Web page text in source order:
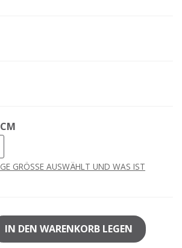
GRÖSSE AUSWÄHLT UND WAS IST
IN DEN WARENKORB LEGEN